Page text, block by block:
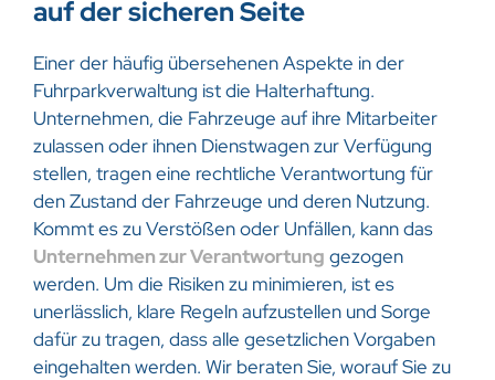
auf der sicheren Seite
Einer der häufig übersehenen Aspekte in der
Fuhrparkverwaltung ist die Halterhaftung.
Unternehmen, die Fahrzeuge auf ihre Mitarbeiter
zulassen oder ihnen Dienstwagen zur Verfügung
stellen, tragen eine rechtliche Verantwortung für
den Zustand der Fahrzeuge und deren Nutzung.
Kommt es zu Verstößen oder Unfällen, kann das
Unternehmen zur Verantwortung gezogen
werden. Um die Risiken zu minimieren, ist es
unerlässlich, klare Regeln aufzustellen und Sorge
dafür zu tragen, dass alle gesetzlichen Vorgaben
eingehalten werden. Wir beraten Sie, worauf Sie zu